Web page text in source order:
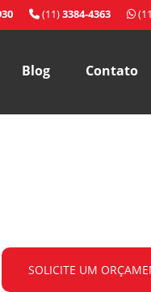
(11)3384-4363
Blog Contato
SOLICITE UM